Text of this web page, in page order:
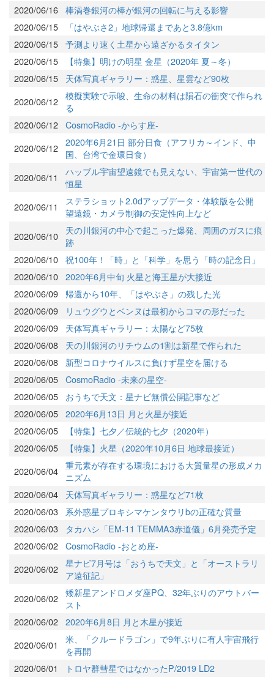
2020/06/16 棒渦巻銀河の棒が銀河の回転に与える影響
2020/06/15
「はやぶさ2」地球帰還まであと3.8億km
2020/06/15 予測より速く土星から遠ざかるタイタン
2020/06/15
【特集】明けの明星 金星（2020年 夏～冬）
2020/06/15
天体写真ギャラリー：惑星、星雲など90枚
2020/06/12 模擬実験で示唆、生命の材料は隕石の衝突で作られ
る
2020/06/12 CosmoRadio -からす座-
2020/06/12 2020年6月21日 部分日食（アフリカ～インド、中
国、台湾で金環日食）
2020/06/11
ハッブル宇宙望遠鏡でも見えない、宇宙第一世代の
恒星
2020/06/11
ステラショット2.0dアップデータ・体験版を公開
望遠鏡・カメラ制御の安定性向上など
2020/06/10
天の川銀河の中心で起こった爆発、周囲のガスに痕
跡
2020/06/10 祝100年！「時」と「科学」を思う「時の記念日」
2020/06/10 2020年6月中旬 火星と海王星が大接近
2020/06/09
帰還から10年、「はやぶさ」の残した光
2020/06/09
リュウグウとベンヌは最初からコマの形だった
2020/06/09
天体写真ギャラリー：太陽など75枚
2020/06/08
天の川銀河のリチウムの1割は新星で作られた
2020/06/08
新型コロナウイルスに負けず星空を届ける
2020/06/05 CosmoRadio -未来の星空-
2020/06/05
おうちで天文：星ナビ無償公開記事など
2020/06/05 2020年6月13日 月と火星が接近
2020/06/05
【特集】七夕／伝統的七夕（2020年）
2020/06/05
【特集】火星（2020年10月6日 地球最接近）
2020/06/04 重元素が存在する環境における大質量星の形成メカ
ニズム
2020/06/04
天体写真ギャラリー：惑星など71枚
2020/06/03
系外惑星プロキシマケンタウリbの正確な質量
2020/06/03
タカハシ「EM-11 TEMMA3赤道儀」6月発売予定
2020/06/02 CosmoRadio -おとめ座-
2020/06/02 星ナビ7月号は「おうちで天文」と「オーストラリ
ア遠征記」
2020/06/02 矮新星アンドロメダ座PQ、32年ぶりのアウトバー
スト
2020/06/02 2020年6月8日 月と木星が接近
2020/06/01
米、「クルードラゴン」で9年ぶりに有人宇宙飛行
を再開
2020/06/01
トロヤ群彗星ではなかったP/2019 LD2